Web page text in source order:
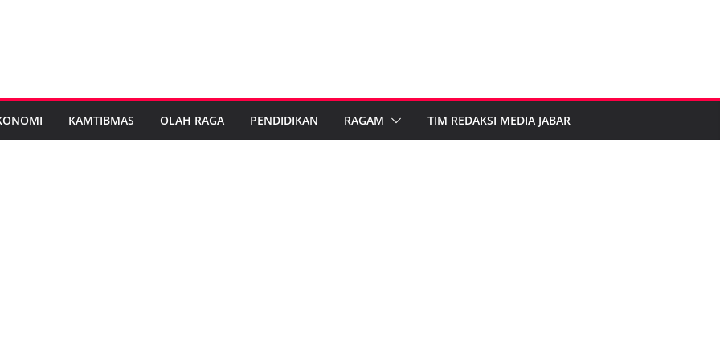
KAMTIBMAS OLAH RAGA PENDIDIKAN RAGAM TIM REDAKSI MEDIA JABAR